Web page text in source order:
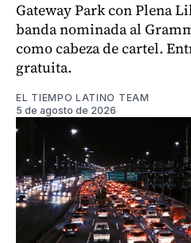
Gateway Park con Plena
banda nominada al
como cabeza de cartel.
gratuita.
EL TIEMPO LATINO TEAM
5 de agosto de 2026